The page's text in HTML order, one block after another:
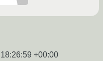
+00:00